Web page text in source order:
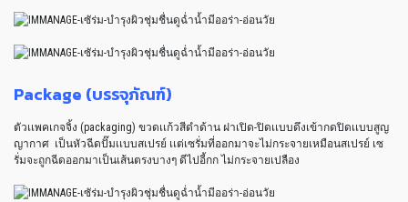
Package (บรรจุภัณฑ์)
ตัวเเพคเกจจิ้ง (packaging) ขวดเเก้วสีดำด้าน ฝาเปิด-ปิดเเบบดึงเข้ากดปิดเเบบสูญ
ญากาศ เป็นหัวฉีดปั๊มเเบบสเปรย์ เเต่เซรั่มที่ออกมาจะไม่กระจายเหมือนสเปรย์ เซ
รั่มจะถูกฉีดออกมาเป็นเส้นตรงบางๆ ดีไปอี้กก ไม่กระจายเปลือง